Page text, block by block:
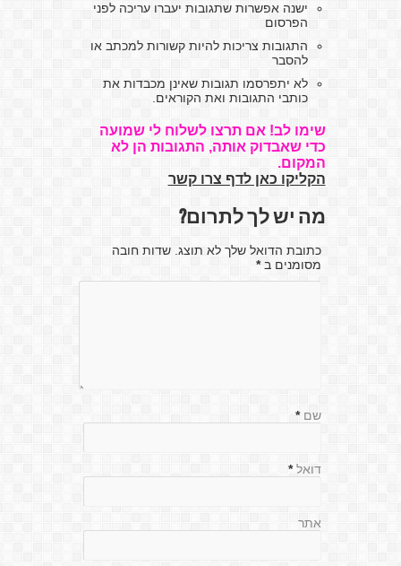
ישנה אפשרות שתגובות יעברו עריכה לפני
הפרסום
התגובות צריכות להיות קשורות למכתב או
להסבר
לא יתפרסמו תגובות שאינן מכבדות את
כותבי התגובות ואת הקוראים.
שימו לב! אם תרצו לשלוח לי שמועה
כדי שאבדוק אותה, התגובות הן לא
המקום.
הקליקו כאן לדף צרו קשר
מה יש לך לתרום?
כתובת הדואל שלך לא תוצג. שדות חובה
מסומנים ב*
שם *
דואל *
אתר